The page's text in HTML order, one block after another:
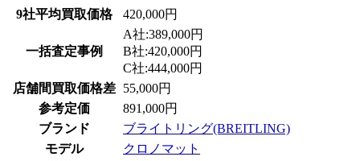
9社平均買取価格 420,000円
一括査定事例
A社:389,000円
B社:420,000円
C社:444,000円
店舗間買取価格差 55,000円
参考定価
891,000円
ブランド
ブライトリング(BREITLING)
モデル
クロノマット